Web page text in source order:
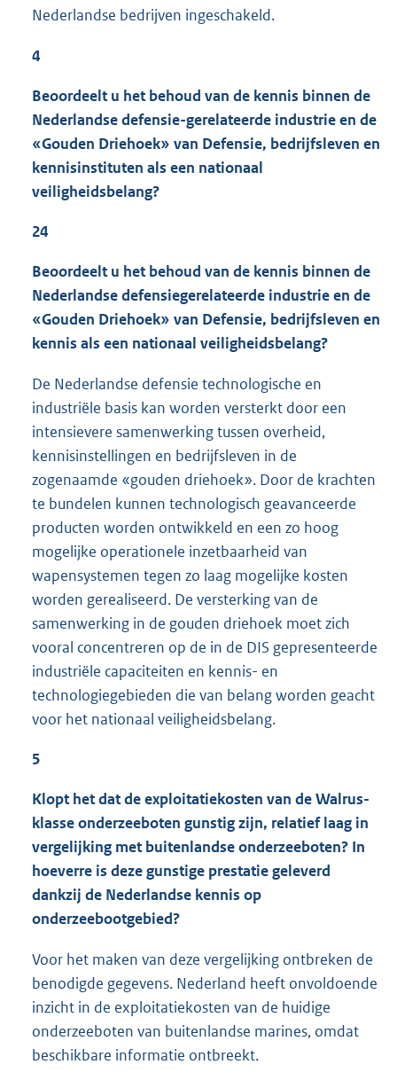
Nederlandse bedrijven ingeschakeld.
4
Beoordeelt u het behoud van de kennis binnen de
Nederlandse defensie-gerelateerde industrie en de
«Gouden Driehoek» van Defensie, bedrijfsleven en
kennisinstituten als een nationaal
veiligheidsbelang?
24
Beoordeelt u het behoud van de kennis binnen de
Nederlandse defensiegerelateerde industrie en de
«Gouden Driehoek» van Defensie, bedrijfsleven en
kennis als een nationaal veiligheidsbelang?
De Nederlandse defensie technologische en
industriële basis kan worden versterkt door een
intensievere samenwerking tussen overheid,
kennisinstellingen en bedrijfsleven in de
zogenaamde «gouden driehoek». Door de krachten
te bundelen kunnen technologisch geavanceerde
producten worden ontwikkeld en een zo hoog
mogelijke operationele inzetbaarheid van
wapensystemen tegen zo laag mogelijke kosten
worden gerealiseerd. De versterking van de
samenwerking in de gouden driehoek moet zich
vooral concentreren op de in de DIS gepresenteerde
industriële capaciteiten en kennis- en
technologiegebieden die van belang worden geacht
voor het nationaal veiligheidsbelang.
5
Klopt het dat de exploitatiekosten van de Walrus-
klasse onderzeeboten gunstig zijn, relatief laag in
vergelijking met buitenlandse onderzeeboten? In
hoeverre is deze gunstige prestatie geleverd
dankzij de Nederlandse kennis op
onderzeebootgebied?
Voor het maken van deze vergelijking ontbreken de
benodigde gegevens. Nederland heeft onvoldoende
inzicht in de exploitatiekosten van de huidige
onderzeeboten van buitenlandse marines, omdat
beschikbare informatie ontbreekt.